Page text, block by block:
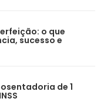
o que
sucesso e
de 1